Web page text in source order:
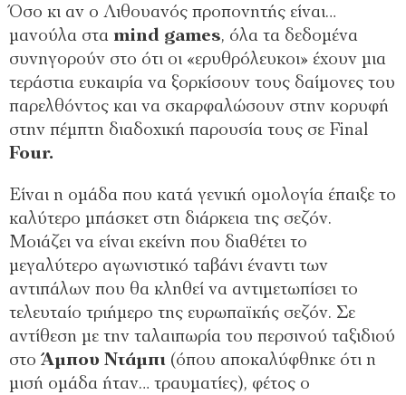
Όσο κι αν ο Λιθουανός προπονητής είναι…
μανούλα στα mind games, όλα τα δεδομένα
συνηγορούν στο ότι οι «ερυθρόλευκοι» έχουν μια
τεράστια ευκαιρία να ξορκίσουν τους δαίμονες του
παρελθόντος και να σκαρφαλώσουν στην κορυφή
στην πέμπτη διαδοχική παρουσία τους σε Final
Four.
Είναι η ομάδα που κατά γενική ομολογία έπαιξε το
καλύτερο μπάσκετ στη διάρκεια της σεζόν.
Μοιάζει να είναι εκείνη που διαθέτει το
μεγαλύτερο αγωνιστικό ταβάνι έναντι των
αντιπάλων που θα κληθεί να αντιμετωπίσει το
τελευταίο τριήμερο της ευρωπαϊκής σεζόν. Σε
αντίθεση με την ταλαιπωρία του περσινού ταξιδιού
στο Άμπου Ντάμπι (όπου αποκαλύφθηκε ότι η
μισή ομάδα ήταν… τραυματίες), φέτος ο